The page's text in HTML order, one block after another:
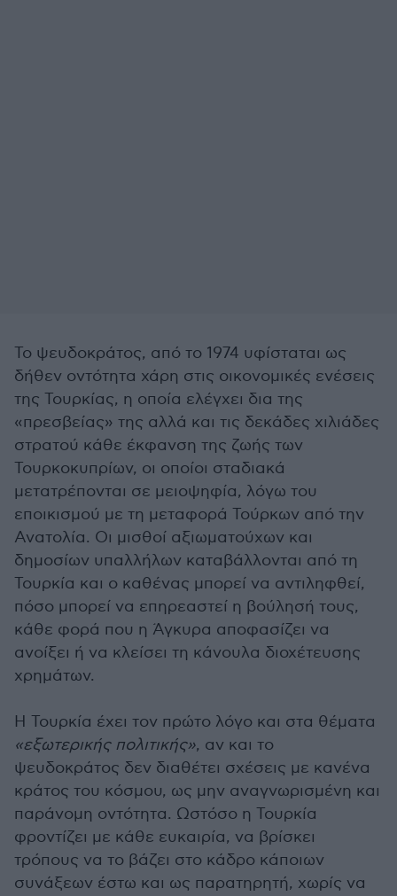
Το ψευδοκράτος, από το 1974 υφίσταται ως
δήθεν οντότητα χάρη στις οικονομικές ενέσεις
της Τουρκίας, η οποία ελέγχει δια της
«πρεσβείας» της αλλά και τις δεκάδες χιλιάδες
στρατού κάθε έκφανση της ζωής των
Τουρκοκυπρίων, οι οποίοι σταδιακά
μετατρέπονται σε μειοψηφία, λόγω του
εποικισμού με τη μεταφορά Τούρκων από την
Ανατολία. Οι μισθοί αξιωματούχων και
δημοσίων υπαλλήλων καταβάλλονται από τη
Τουρκία και ο καθένας μπορεί να αντιληφθεί,
πόσο μπορεί να επηρεαστεί η βούλησή τους,
κάθε φορά που η Άγκυρα αποφασίζει να
ανοίξει ή να κλείσει τη κάνουλα διοχέτευσης
χρημάτων.
Η Τουρκία έχει τον πρώτο λόγο και στα θέματα
«εξωτερικής πολιτικής», αν και το
ψευδοκράτος δεν διαθέτει σχέσεις με κανένα
κράτος του κόσμου, ως μην αναγνωρισμένη και
παράνομη οντότητα. Ωστόσο η Τουρκία
φροντίζει με κάθε ευκαιρία, να βρίσκει
τρόπους να το βάζει στο κάδρο κάποιων
συνάξεων έστω και ως παρατηρητή, χωρίς να